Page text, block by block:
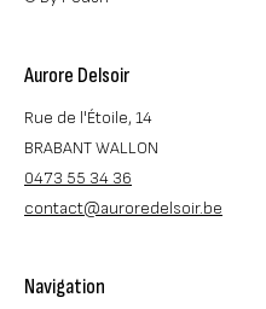
Aurore Delsoir
Rue de l'Étoile, 14
BRABANT WALLON
0473 55 34 36
contact@auroredelsoir.be
Navigation